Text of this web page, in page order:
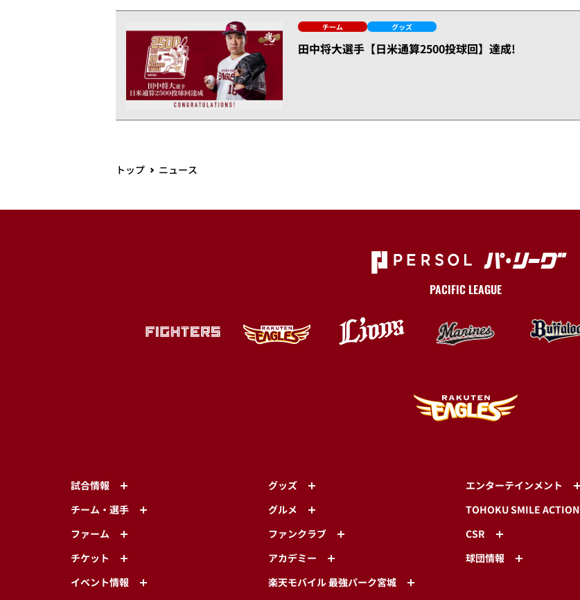
チーム グッズ
田中将大選手【日米通算2500投球回】達成!
トップ ニュース
PACIFIC LEAGUE
試合情報
チーム・選手
ファーム
チケット
イベント情報
グッズ
グルメ
ファンクラブ
アカデミー
楽天モバイル 最強パーク宮城
エンターテインメント
TOHOKU SMILE ACTION
CSR
球団情報